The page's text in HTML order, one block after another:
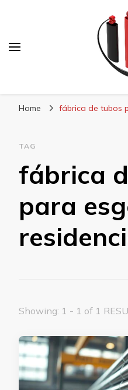
Home fábrica de tubos
TAG
fábrica
para
Showing: 1 - 1 of 1